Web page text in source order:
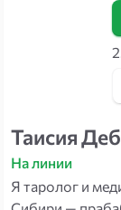
Таисия
На линии
Я таролог и